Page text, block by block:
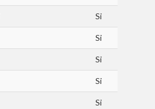
Si
Si
Si
Si
Si